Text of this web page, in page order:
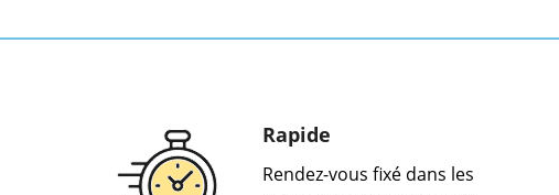
Rapide
Rendez-vous fixé dans les